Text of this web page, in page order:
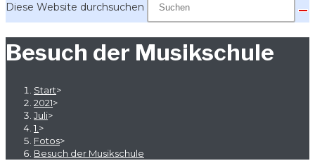
Diese Website durchsuchen
Besuch der Musikschule
Start>
2021>
Juli>
1. >
Fotos>
Besuch der Musikschule